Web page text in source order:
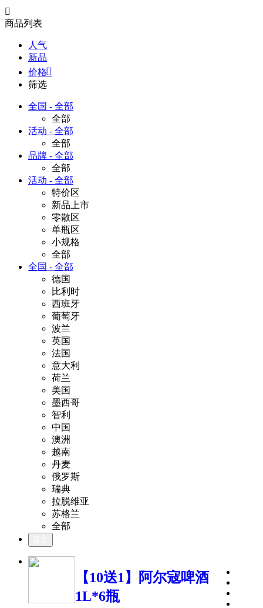

商品列表
人气
新品
价格
筛选
全国 - 全部
全部
活动 - 全部
全部
品牌 - 全部
全部
活动 - 全部
特价区
新品上市
零散区
单瓶区
小规格
全部
全国 - 全部
德国
比利时
西班牙
葡萄牙
波兰
英国
法国
意大利
荷兰
美国
墨西哥
智利
中国
澳洲
越南
丹麦
俄罗斯
瑞典
拉脱维亚
苏格兰
全部
【10送1】阿尔寇啤酒
1L*6瓶